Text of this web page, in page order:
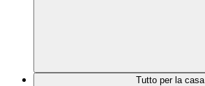
Tutto per la casa